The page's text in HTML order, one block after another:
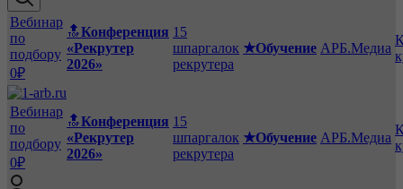
Вебинар
по
подбору
0₽
🔝Конференция
«Рекрутер
2026»
15
шпаргалок
рекрутера
★Обучение АРБ.Медиа
Вебинар
по
подбору
0₽
🔝Конференция
«Рекрутер
2026»
15
шпаргалок
рекрутера
★Обучение АРБ.Медиа